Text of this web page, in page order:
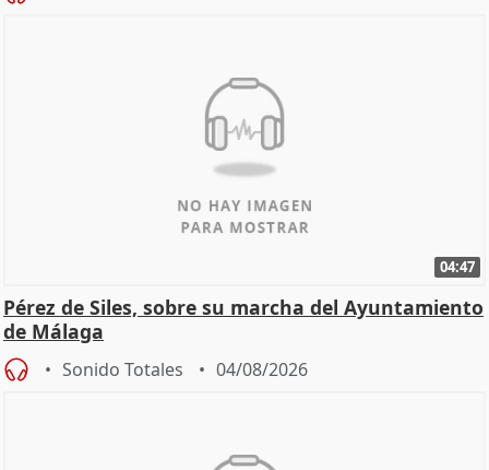
04:47
Pérez de Siles, sobre su marcha del Ayuntamiento
de Málaga
Sonido Totales 04/08/2026